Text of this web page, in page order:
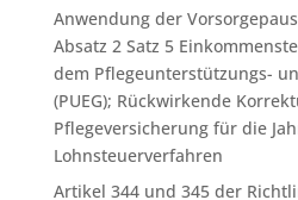
Anwendung der
Absatz 2 Satz 5
dem Pflegeunterstützungs-
(PUEG); Rückwirkende
Pflegeversicherung für die
Lohnsteuerverfahren
Artikel 344 und 345 der